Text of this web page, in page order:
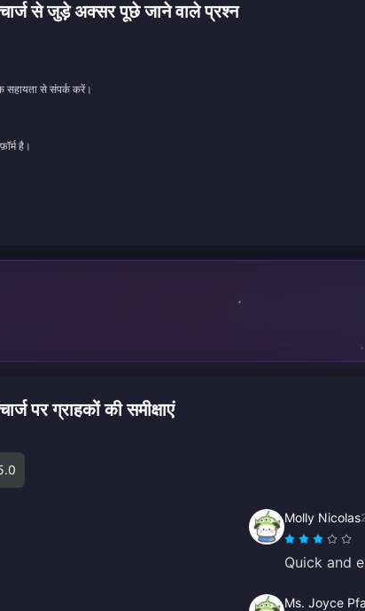
से जुड़े अक्सर पूछे जाने वाले प्रश्न
सहायता से संपर्क करें।
है।
पर ग्राहकों की समीक्षाएं
Molly Nicolas
Quick and
Ms. Joyce